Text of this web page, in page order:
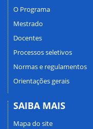
O Programa
Mestrado
Docentes
Processos seletivos
Normas e regulamentos
Orientações gerais
SAIBA MAIS
Mapa do site